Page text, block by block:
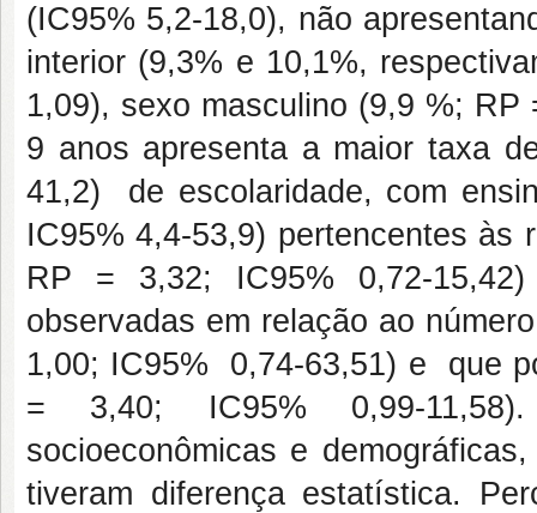
(IC95% 5,2-18,0), não
interior (9,3% e 10,1%,
1,09), sexo masculino (9,9 %;
9 anos apresenta a maior taxa
41,2) de escolaridade, com
IC95% 4,4-53,9) pertencentes às
RP = 3,32; IC95% 0,72-
observadas em relação ao
1,00; IC95% 0,74-63,51) e que
= 3,40; IC95% 0,99-
socioeconômicas e
tiveram diferença estatística.